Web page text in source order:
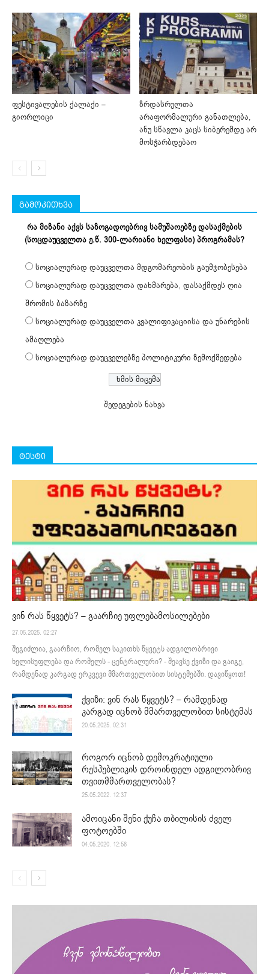
ფესტივალების ქალაქი –
გიორლიცი
ზრდასრულთა
არაფორმალური განათლება,
ანუ სწავლა კაცს სიბერემდე არ
მოსჭარბდებაო
გამოკითხვა
რა მიზანი აქვს საზოგადოებრივ სამუშაოებზე დასაქმების
(სოცდაუცველთა ე.წ. 300-ლარიანი ხელფასი) პროგრამას?
სოციალურად დაუცველთა მდგომარეობის გაუმჯობესება
სოციალურად დაუცველთა დახმარება, დასაქმდეს ღია
შრომის ბაზარზე
სოციალურად დაუცველთა კვალიფიკაციისა და უნარების
ამაღლება
სოციალურად დაუცველებზე პოლიტიკური ზემოქმედება
შედეგების ნახვა
ტესტი
ვინ რას წყვეტს? – გაარჩიე უფლებამოსილებები
27.05.2025. 02:27
შეგიძლია, გაარჩიო, რომელ საკითხს წყვეტს ადგილობრივი
ხელისუფლება და რომელს - ცენტრალური? - შეავსე ქვიზი და გაიგე,
რამდენად კარგად ერკვევი მმართველობით სისტემებში. დავიწყოთ!
ქვიზი: ვინ რას წყვეტს? – რამდენად
კარგად იცნობ მმართველობით სისტემას
20.05.2025. 02:31
როგორ იცნობ დემოკრატიული
რესპუბლიკის დროინდელ ადგილობრივ
თვითმმართველობას?
25.05.2022. 12:37
ამოიცანი შენი ქუჩა თბილისის ძველ
ფოტოებში
04.05.2020. 12:58